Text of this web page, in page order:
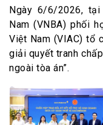
Ngày 6/6/2026,
Nam (VNBA) phối
Việt Nam (VIAC) tổ
giải quyết tranh
ngoài tòa án”.